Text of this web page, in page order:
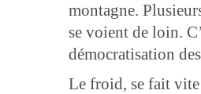
montagne.
se voient de loin.
démocratisation
Le froid, se fait vite